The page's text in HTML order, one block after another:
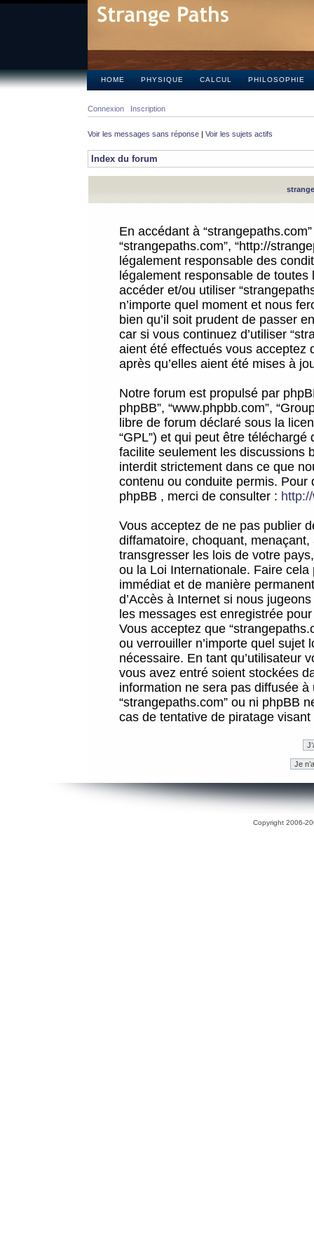
HOME PHYSIQUE CALCUL PHILOSOPHIE
Connexion Inscription
Voir les messages sans réponse | Voir les sujets actifs
Index du forum
En accédant à
“strangepaths.com”, “http://
légalement responsable des
légalement responsable de
accéder et/ou utiliser
n’importe quel moment et nous
bien qu’il soit prudent de passer
car si vous continuez d’utiliser
aient été effectués vous acceptez
après qu’elles aient été mises à
Notre forum est propulsé par
phpBB”, “www.phpbb.com”,
libre de forum déclaré sous la
“GPL”) et qui peut être téléchargé
facilite seulement les discussions
interdit strictement dans ce que
contenu ou conduite permis.
phpBB , merci de consulter :
Vous acceptez de ne pas publier
diffamatoire, choquant,
transgresser les lois de votre
ou la Loi Internationale. Faire
immédiat et de manière
d’Accès à Internet si nous
les messages est enregistrée
Vous acceptez que
ou verrouiller n’importe quel sujet
nécessaire. En tant qu’utilisateur
vous avez entré soient stockées
information ne sera pas diffusée
“strangepaths.com” ou ni phpBB
cas de tentative de piratage
Copyright 2006-